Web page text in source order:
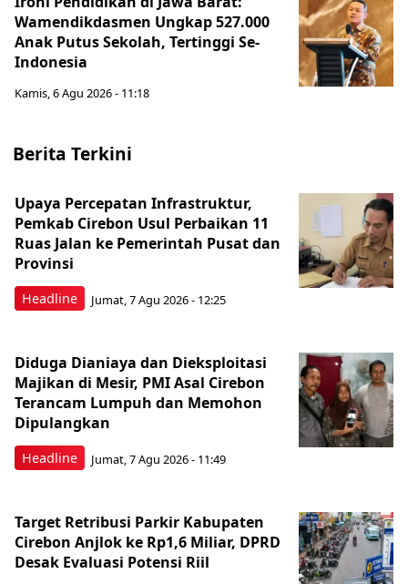
Wamendikdasmen Ungkap 527.000
Anak Putus Sekolah, Tertinggi Se-
Indonesia
Kamis, 6 Agu 2026 - 11:18
Berita Terkini
Headline
Upaya Percepatan Infrastruktur,
Pemkab Cirebon Usul Perbaikan 11
Ruas Jalan ke Pemerintah Pusat dan
Provinsi
Jumat, 7 Agu 2026 - 12:25
Headline
Diduga Dianiaya dan Dieksploitasi
Majikan di Mesir, PMI Asal Cirebon
Terancam Lumpuh dan Memohon
Dipulangkan
Jumat, 7 Agu 2026 - 11:49
Target Retribusi Parkir Kabupaten
Cirebon Anjlok ke Rp1,6 Miliar, DPRD
Desak Evaluasi Potensi Riil